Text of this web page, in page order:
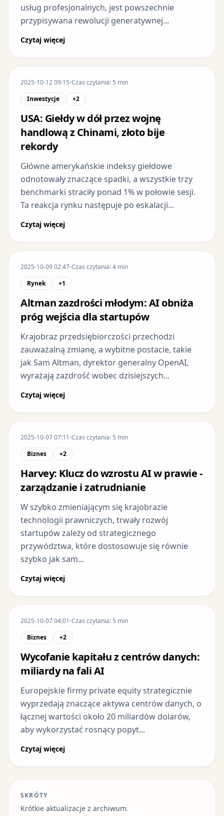
usług profesjonalnych, jest powszechnie
przypisywana rewolucji generatywnej...
Czytaj więcej
2025-10-12 09:15 Czas czytania: 5 min
Inwestycje
+2
USA: Giełdy w dół przez wojnę
handlową z Chinami, złoto bije
rekordy
Główne amerykańskie indeksy giełdowe
odnotowały znaczące spadki, a wszystkie trzy
benchmarki straciły ponad 1% w połowie sesji.
Ta reakcja rynku następuje po eskalacji...
Czytaj więcej
2025-10-09 02:47 Czas czytania: 4 min
Rynek
+1
Altman zazdrości młodym: AI obniża
próg wejścia dla startupów
Krajobraz przedsiębiorczości przechodzi
zauważalną zmianę, a wybitne postacie, takie
jak Sam Altman, dyrektor generalny OpenAI,
wyrażają zazdrość wobec dzisiejszych...
Czytaj więcej
2025-10-07 07:11 Czas czytania: 5 min
Biznes
+2
Harvey: Klucz do wzrostu AI w prawie -
zarządzanie i zatrudnianie
W szybko zmieniającym się krajobrazie
technologii prawniczych, trwały rozwój
startupów zależy od strategicznego
przywództwa, które dostosowuje się równie
szybko jak sam...
Czytaj więcej
2025-10-07 04:01 Czas czytania: 5 min
Biznes
+2
Wycofanie kapitału z centrów danych:
miliardy na fali AI
Europejskie firmy private equity strategicznie
wyprzedają znaczące aktywa centrów danych, o
łącznej wartości około 20 miliardów dolarów,
aby wykorzystać rosnący popyt...
Czytaj więcej
SKRÓTY
Krótkie aktualizacje z archiwum.